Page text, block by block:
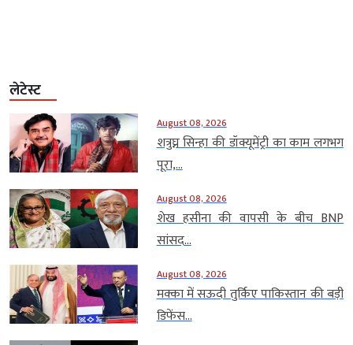
लेटेस्ट
August 08, 2026
शत्रुघ्न सिन्हा की डॉक्यूमेंट्री का काम लगभग
पूरा,...
August 08, 2026
शेख हसीना की वापसी के बीच BNP
सांसद...
August 08, 2026
मक्का में सऊदी तुर्किए पाकिस्तान की बड़ी
डिफेंस...